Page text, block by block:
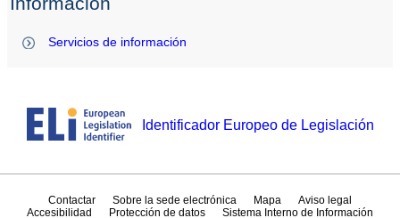
Servicios de información
Identificador Europeo de Legislación
Contactar Sobre la sede electrónica Mapa
Aviso legal
Accesibilidad
Protección de datos Sistema Interno de Información